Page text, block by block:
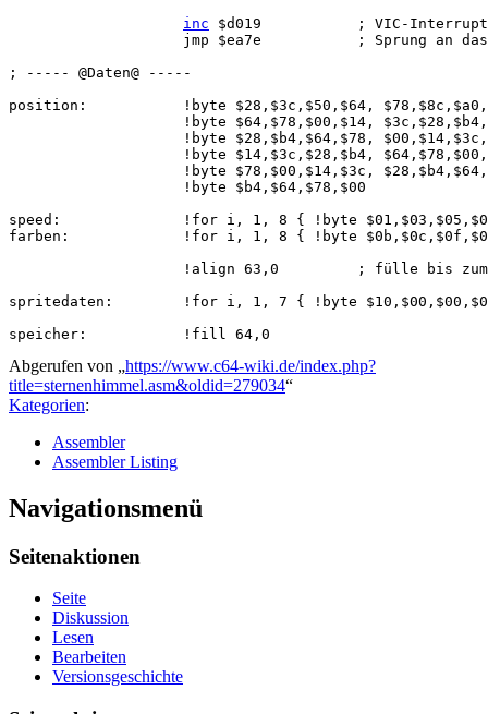
inc $d019           ; VIC-
jmp $ea7e           ; Sprung an
; ----- @Daten@ -----
position:           !byte $28,$3c,$50,$64,
!byte $64,$78,$00,$14,
!byte $28,$b4,$64,$78,
!byte $14,$3c,$28,$b4,
!byte $78,$00,$14,$3c,
                    !byte $b4,$64,$78,$00
speed:              !for i, 1, 8 { !byte
farben:             !for i, 1, 8 { !byte
!align 63,0         ; fülle bis
spritedaten:        !for i, 1, 7 { !byte
Abgerufen von „https://www.c64-wiki.de/index.php?
title=sternenhimmel.asm&oldid=279034“
Kategorien:
Assembler
Assembler Listing
Navigationsmenü
Seitenaktionen
Seite
Diskussion
Lesen
Bearbeiten
Versionsgeschichte